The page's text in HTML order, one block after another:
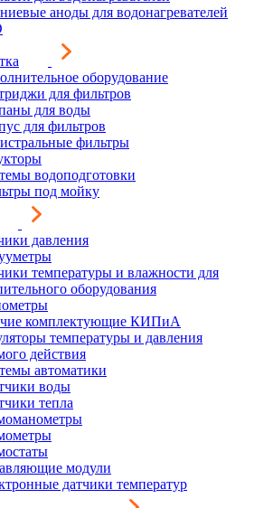
аноды для водонагревателей
оборудование
для фильтров
для воды
для фильтров
фильтры
водоподготовки
под мойку
давления
температуры и влажности для
оборудования
комплектующие КИПиА
температуры и давления
действия
автоматики
воды
тепла
модули
датчики температур